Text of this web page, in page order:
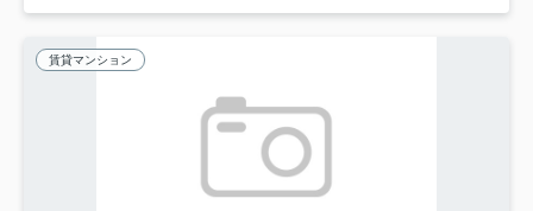
賃貸マンション